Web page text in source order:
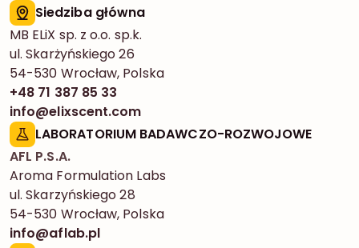
Siedziba główna
MB ELiX sp. z o.o. sp.k.
ul. Skarżyńskiego 26
54-530 Wrocław, Polska
+48 71 387 85 33
info@elixscent.com
LABORATORIUM BADAWCZO-ROZWOJOWE
AFL P.S.A.
Aroma Formulation Labs
ul. Skarzyńskiego 28
54-530 Wrocław, Polska
info@aflab.pl